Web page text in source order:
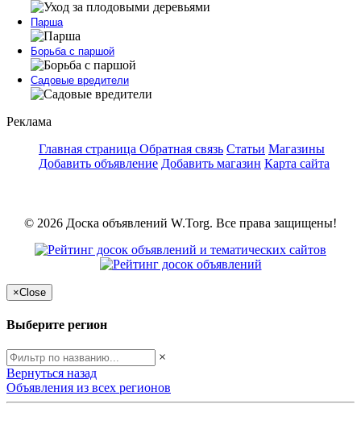
Парша
Борьба с паршой
Садовые вредители
Реклама
Главная страница Обратная связь Статьи Магазины
Добавить объявление Добавить магазин Карта сайта
© 2026 Доска объявлений W.Torg. Все права защищены!
×Close
Выберите регион
×
Вернуться назад
Объявления из всех регионов